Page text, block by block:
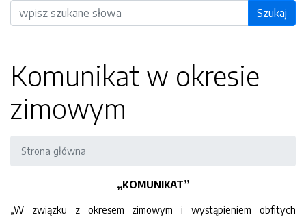
Wyszukiwarka Szukaj
Komunikat w okresie
zimowym
Strona główna
„KOMUNIKAT”
„W związku z okresem zimowym i wystąpieniem obfitych